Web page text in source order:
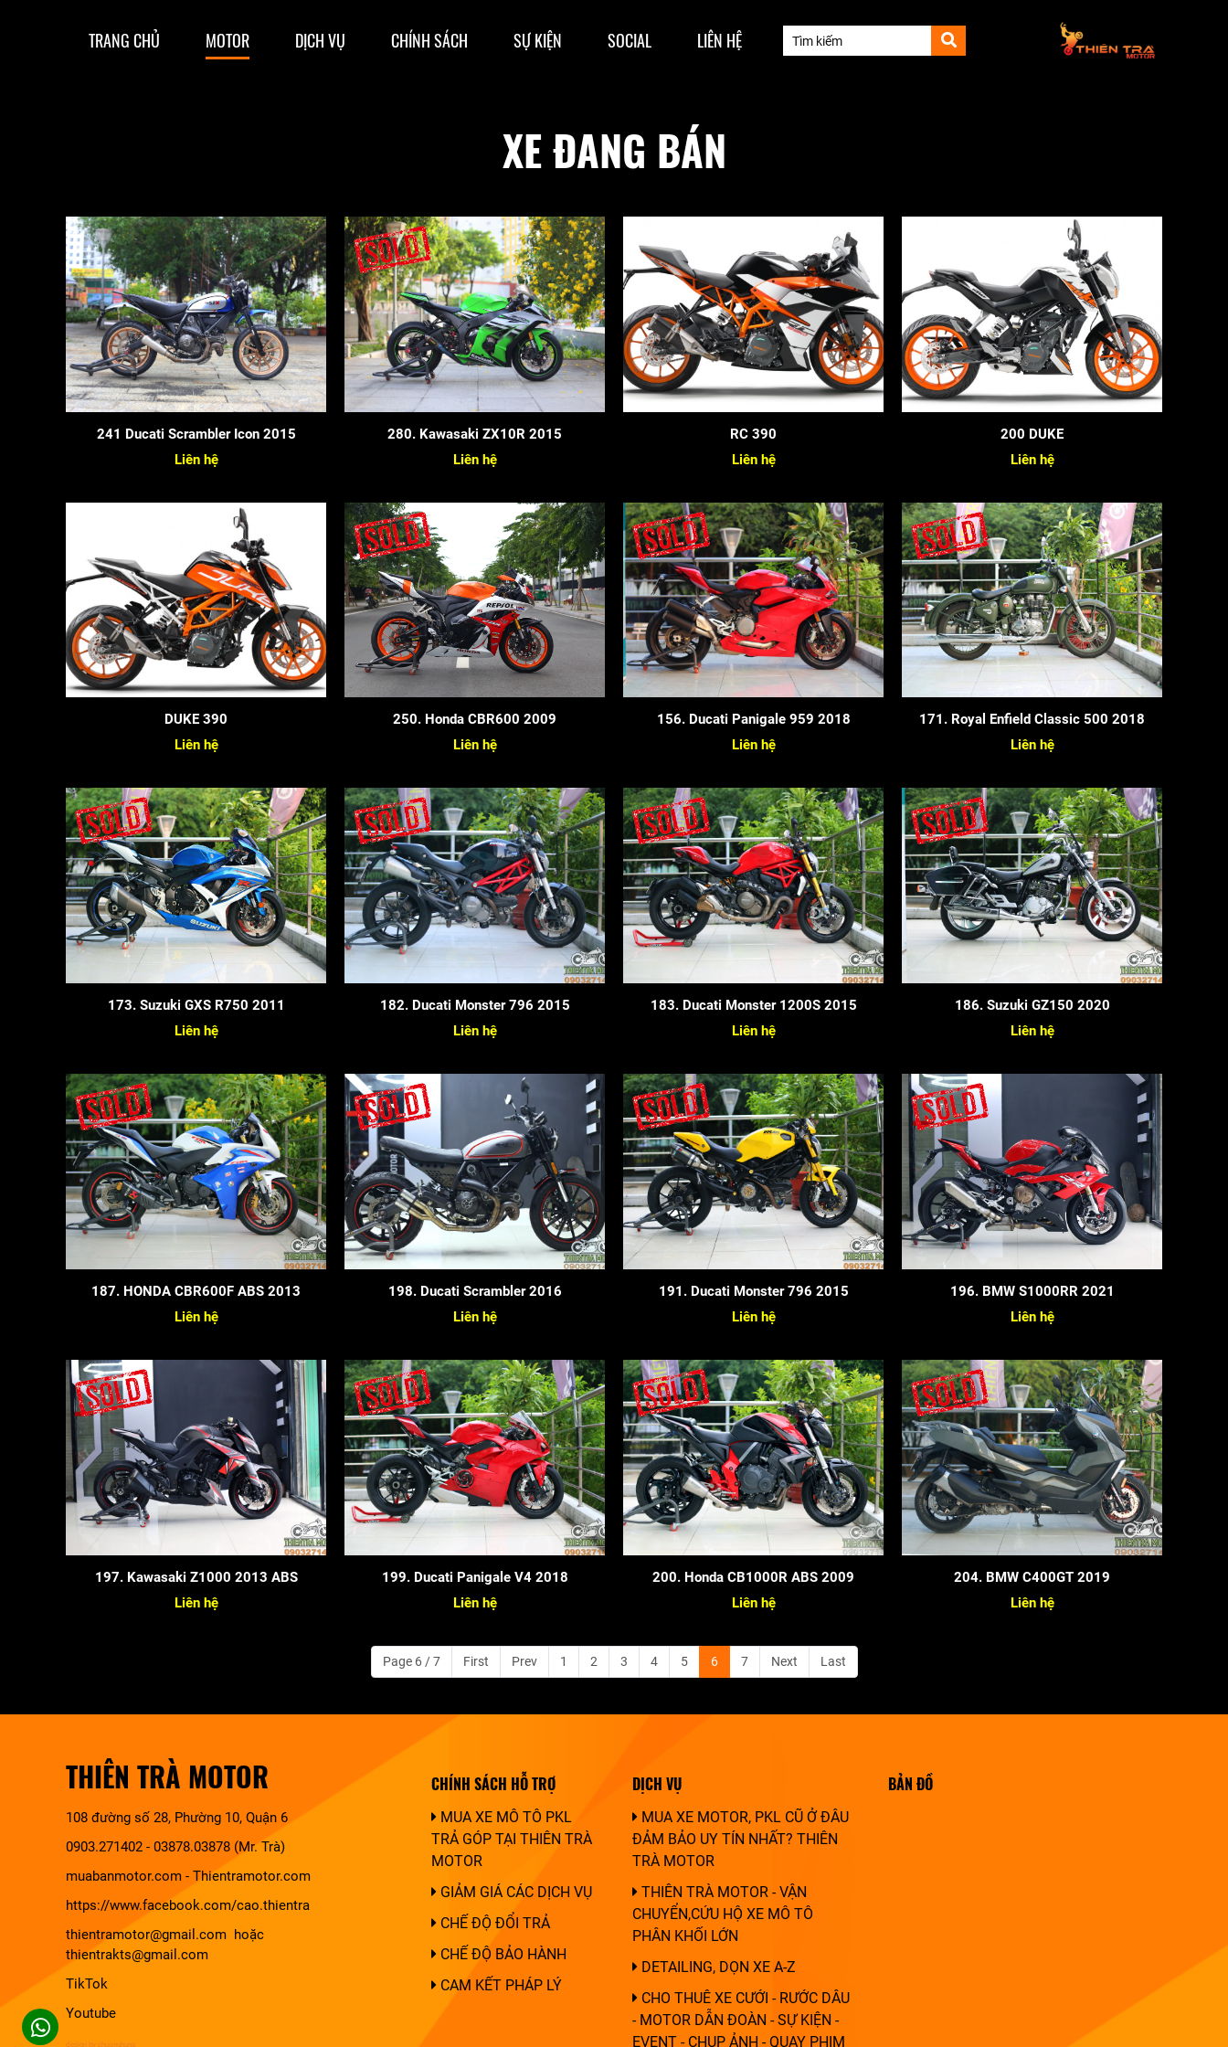
TRANG CHỦ MOTOR DỊCH VỤ CHÍNH SÁCH SỰ KIỆN SOCIAL LIÊN HỆ
XE ĐANG BÁN
241 Ducati Scrambler Icon 2015
Liên hệ
280. Kawasaki ZX10R 2015
Liên hệ
RC 390
Liên hệ
200 DUKE
Liên hệ
DUKE 390
Liên hệ
250. Honda CBR600 2009
Liên hệ
156. Ducati Panigale 959 2018
Liên hệ
171. Royal Enfield Classic 500 2018
Liên hệ
173. Suzuki GXS R750 2011
Liên hệ
182. Ducati Monster 796 2015
Liên hệ
183. Ducati Monster 1200S 2015
Liên hệ
186. Suzuki GZ150 2020
Liên hệ
187. HONDA CBR600F ABS 2013
Liên hệ
198. Ducati Scrambler 2016
Liên hệ
191. Ducati Monster 796 2015
Liên hệ
196. BMW S1000RR 2021
Liên hệ
197. Kawasaki Z1000 2013 ABS
Liên hệ
199. Ducati Panigale V4 2018
Liên hệ
200. Honda CB1000R ABS 2009
Liên hệ
204. BMW C400GT 2019
Liên hệ
Page 6 / 7 First Prev 1 2 3 4 5 6 7 Next Last
THIÊN TRÀ MOTOR
108 đường số 28, Phường 10, Quận 6
0903.271402 - 03878.03878 (Mr. Trà)
muabanmotor.com - Thientramotor.com
https://www.facebook.com/cao.thientra
thientramotor@gmail.com hoặc
thientrakts@gmail.com
TikTok
Youtube
design by chuonghung
CHÍNH SÁCH HỖ TRỢ
MUA XE MÔ TÔ PKL
TRẢ GÓP TẠI THIÊN TRÀ
MOTOR
GIẢM GIÁ CÁC DỊCH VỤ
CHẾ ĐỘ ĐỔI TRẢ
CHẾ ĐỘ BẢO HÀNH
CAM KẾT PHÁP LÝ
DỊCH VỤ
MUA XE MOTOR, PKL CŨ Ở ĐÂU
ĐẢM BẢO UY TÍN NHẤT? THIÊN
TRÀ MOTOR
THIÊN TRÀ MOTOR - VẬN
CHUYỂN,CỨU HỘ XE MÔ TÔ
PHÂN KHỐI LỚN
DETAILING, DỌN XE A-Z
CHO THUÊ XE CƯỚI - RƯỚC DÂU
- MOTOR DẪN ĐOÀN - SỰ KIỆN -
EVENT - CHỤP ẢNH - QUAY PHIM
BẢN ĐỒ